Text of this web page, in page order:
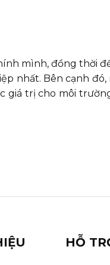
mình, đồng thời
nhất. Bên cạnh
giá trị cho môi
HỖ